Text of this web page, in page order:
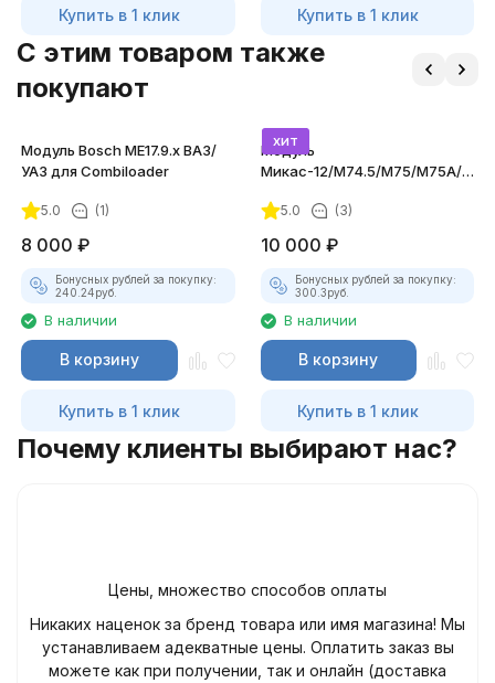
Купить в 1 клик Купить в 1 клик
C этим товаром также
покупают
Модуль Bosch ME17.9.x ВАЗ/
УАЗ для Combiloader
5.0 (1)
8 000 ₽
Бонусных рублей за покупку:
240.24руб.
В наличии
В корзину
Купить в 1 клик
хит
Модуль
Mикас-12/M74.5/M75/M75A/
5.0 (3)
10 000 ₽
Бонусных рублей за покупку:
300.3руб.
В наличии
В корзину
Купить в 1 клик
Почему клиенты выбирают нас?
Цены, множество способов оплаты
Никаких наценок за бренд товара или имя магазина! Мы
устанавливаем адекватные цены. Оплатить заказ вы
можете как при получении, так и онлайн (доставка